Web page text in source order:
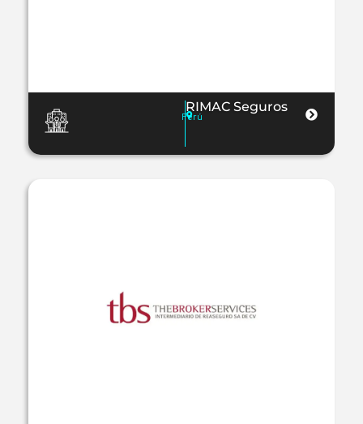
RIMAC Seguros
Perú